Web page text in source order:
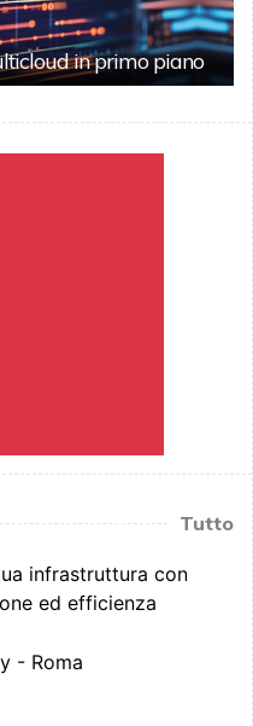
in primo piano
Tutto
infrastruttura con
ed efficienza
- Roma